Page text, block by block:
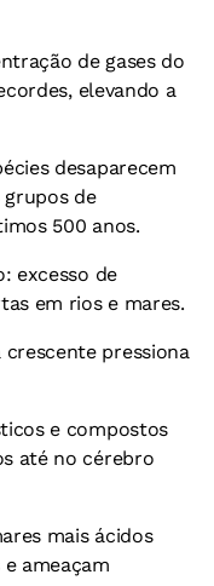
de gases do
elevando a
desaparecem
de
500 anos.
excesso de
em rios e mares.
crescente pressiona
e compostos
até no cérebro
mais ácidos
ameaçam